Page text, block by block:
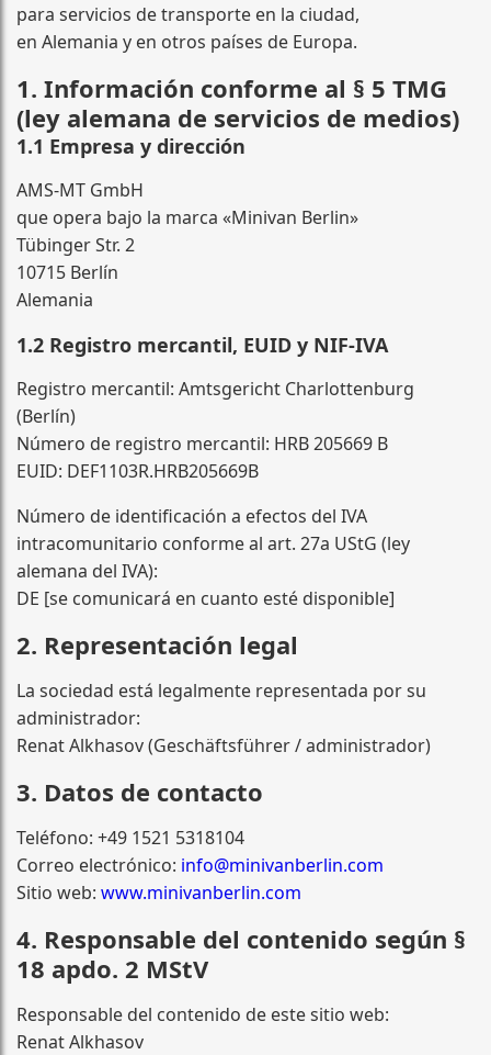
para servicios de transporte en la ciudad,
en Alemania y en otros países de Europa.
1. Información conforme al § 5 TMG
(ley alemana de servicios de medios)
1.1 Empresa y dirección
AMS-MT GmbH
que opera bajo la marca «Minivan Berlin»
Tübinger Str. 2
10715 Berlín
Alemania
1.2 Registro mercantil, EUID y NIF-IVA
Registro mercantil: Amtsgericht Charlottenburg
(Berlín)
Número de registro mercantil: HRB 205669 B
EUID: DEF1103R.HRB205669B
Número de identificación a efectos del IVA
intracomunitario conforme al art. 27a UStG (ley
alemana del IVA):
DE [se comunicará en cuanto esté disponible]
2. Representación legal
La sociedad está legalmente representada por su
administrador:
Renat Alkhasov (Geschäftsführer / administrador)
3. Datos de contacto
Teléfono: +49 1521 5318104
Correo electrónico: info@minivanberlin.com
Sitio web: www.minivanberlin.com
4. Responsable del contenido según §
18 apdo. 2 MStV
Responsable del contenido de este sitio web:
Renat Alkhasov